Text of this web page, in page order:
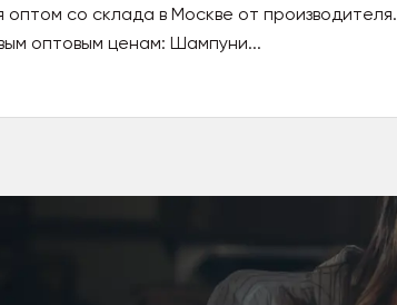
со склада в Москве от производителя.
оптовым ценам: Шампуни...